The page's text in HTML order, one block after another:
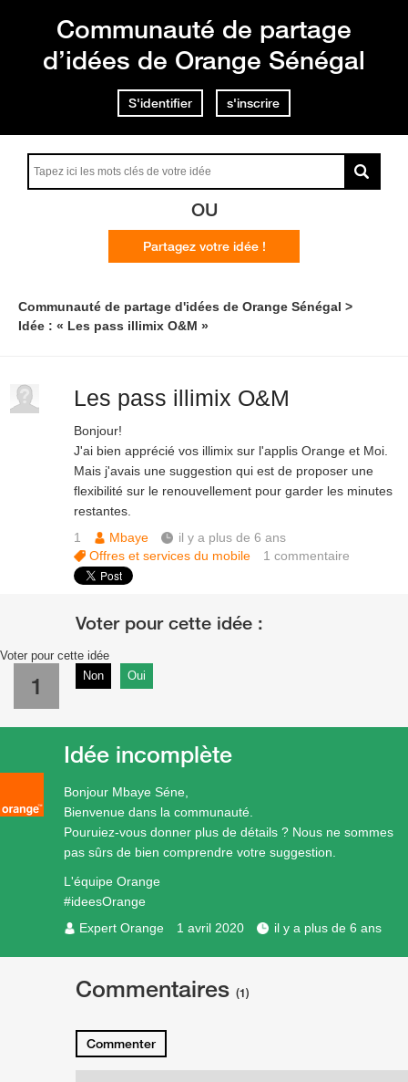
Communauté de partage
d’idées de Orange Sénégal
S'identifier s'inscrire
OU
Partagez votre idée !
Communauté de partage d'idées de Orange Sénégal
Idée : « Les pass illimix O&M »
Les pass illimix O&M
Bonjour!
J'ai bien apprécié vos illimix sur l'applis Orange et Moi.
Mais j'avais une suggestion qui est de proposer une
flexibilité sur le renouvellement pour garder les minutes
restantes.
1
Mbaye
il y a plus de 6 ans
Offres et services du mobile
1commentaire
Voter pour cette idée
1 Non Oui
Bonjour Mbaye Séne,
Bienvenue dans la communauté.
Pouruiez-vous donner plus de détails ? Nous ne sommes
pas sûrs de bien comprendre votre suggestion.
L'équipe Orange
#ideesOrange
Expert Orange
1 avril 2020 il y a plus de 6 ans
Idée incomplète
Commentaires (1)
Commenter